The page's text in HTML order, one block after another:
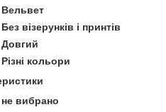
Вельвет
Без візерунків і принтів
Довгий
Різні кольори
не вибрано